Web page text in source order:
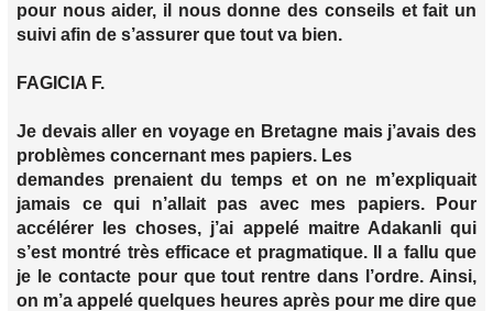
pour nous aider, il nous donne des conseils et fait un
suivi afin de s’assurer que tout va bien.
FAGICIA F.
Je devais aller en voyage en Bretagne mais j’avais des
problèmes concernant mes papiers. Les
demandes prenaient du temps et on ne m’expliquait
jamais ce qui n’allait pas avec mes papiers. Pour
accélérer les choses, j’ai appelé maitre Adakanli qui
s’est montré très efficace et pragmatique. Il a fallu que
je le contacte pour que tout rentre dans l’ordre. Ainsi,
on m’a appelé quelques heures après pour me dire que